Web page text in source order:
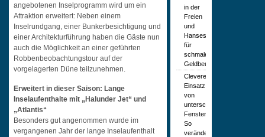
angebotenen Inselprogramm wird um ein
Attraktion erweitert: Neben einem
Inselrundgang, einer Bunkerbesichtigung und
einer Architekturführung haben die Gäste nun
auch die Möglichkeit an einer geführten
Robbenbeobachtungstour auf der
vorgelagerten Düne teilzunehmen.
Erweitert in dieser Saison: Lange
Inselaufenthalte mit „Halunder Jet“ und
„Atlantis“
Besonders gut angenommen wurde im
vergangenen Jahr der lange Inselaufenthalt
in der
Freien
und
Hansestadt
für
schmale
Geldbeutel
Cleverer
Einsatz
von
unterschiedlichen
Fenstern:
So
verändert